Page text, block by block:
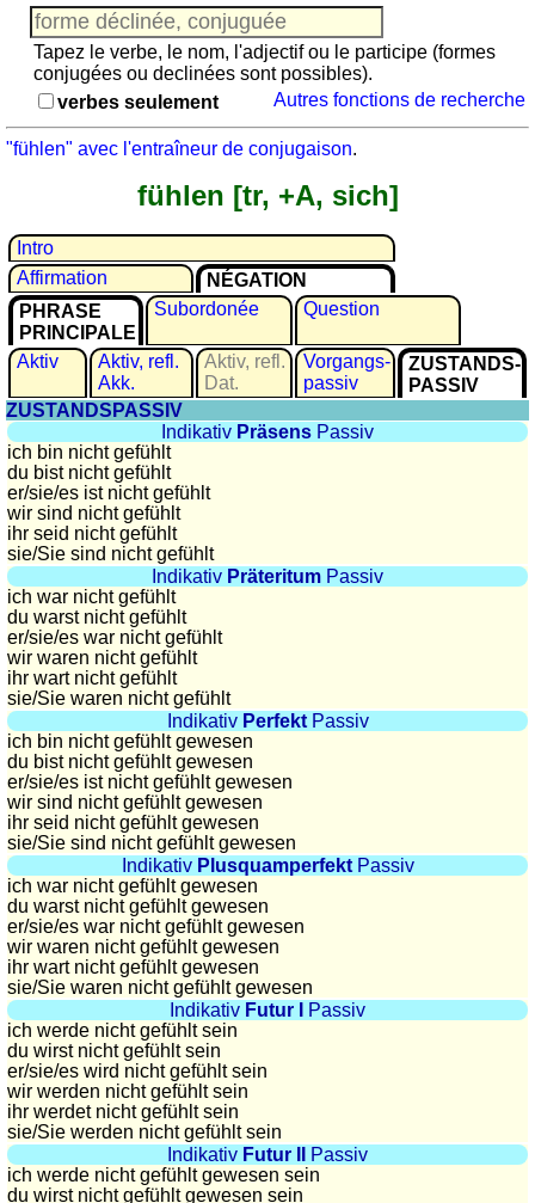
Jeu
avec
des
nombres
de
langues
espagnol
français
italien
latin
portugais
roumain
néerlandais
Utilités
Convertisseurs
d'unités
Plaques
d'immatriculation
Coucher
du
soleil
Balades
à
vélo
Petit
vocabulaire
pour
voyage
(pdf)
JEUX
Géographie
Quiz
de
côtes
et
fleuves
de
Tapez le verbe, le nom, l'adjectif ou le participe (formes
conjugées ou declinées sont possibles).
verbes seulement
Autres fonctions de recherche
"fühlen" avec l'entraîneur de conjugaison.
fühlen [tr, +A, sich]
Intro
Affirmation
NÉGATION
PHRASE
PRINCIPALE
Subordonée Question
Aktiv
Aktiv, refl.
Akk.
Aktiv, refl.
Dat.
Vorgangs­
passiv
ZUSTANDS­
PASSIV
ZUSTANDSPASSIV
Indikativ Präsens Passiv
ich bin nicht gefühlt
du bist nicht gefühlt
er/sie/es ist nicht gefühlt
wir sind nicht gefühlt
ihr seid nicht gefühlt
sie/Sie sind nicht gefühlt
Indikativ Präteritum Passiv
ich war nicht gefühlt
du warst nicht gefühlt
er/sie/es war nicht gefühlt
wir waren nicht gefühlt
ihr wart nicht gefühlt
sie/Sie waren nicht gefühlt
Indikativ PerfektPassiv
ich bin nicht gefühlt gewesen
du bist nicht gefühlt gewesen
er/sie/es ist nicht gefühlt gewesen
wir sind nicht gefühlt gewesen
ihr seid nicht gefühlt gewesen
sie/Sie sind nicht gefühlt gewesen
Indikativ PlusquamperfektPassiv
ich war nicht gefühlt gewesen
du warst nicht gefühlt gewesen
er/sie/es war nicht gefühlt gewesen
wir waren nicht gefühlt gewesen
ihr wart nicht gefühlt gewesen
sie/Sie waren nicht gefühlt gewesen
Indikativ Futur I
Passiv
ich werde nicht gefühlt sein
du wirst nicht gefühlt sein
er/sie/es wird nicht gefühlt sein
wir werden nicht gefühlt sein
ihr werdet nicht gefühlt sein
sie/Sie werden nicht gefühlt sein
Indikativ Futur II
Passiv
ich werde nicht gefühlt gewesen sein
du wirst nicht gefühlt gewesen sein